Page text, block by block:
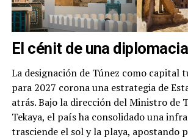
El cénit de una
La designación de Túnez como capital
para 2027 corona una estrategia de
atrás. Bajo la dirección del Ministro de
Tekaya, el país ha consolidado una
trasciende el sol y la playa, apostando